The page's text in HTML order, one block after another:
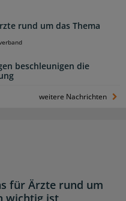
rund um das Thema
beschleunigen die
weitere Nachrichten
für Ärzte rund um
wichtig ist